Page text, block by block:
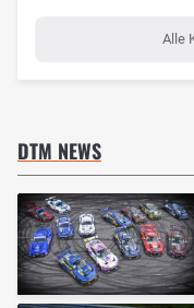
Alle
DTM NEWS